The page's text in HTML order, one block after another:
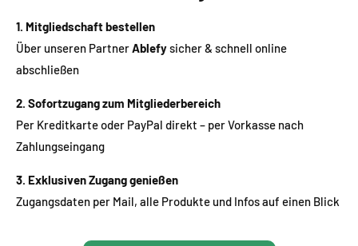
1. Mitgliedschaft bestellen
Über unseren Partner Ablefysicher & schnell online
abschließen
2. Sofortzugang zum Mitgliederbereich
Per Kreditkarte oder PayPal direkt – per Vorkasse nach
Zahlungseingang
3. Exklusiven Zugang genießen
Zugangsdaten per Mail, alle Produkte und Infos auf einen Blick